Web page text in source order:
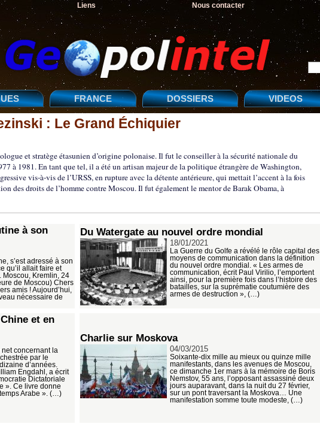
Liens Nous contacter
FRANCE DOSSIERS VIDEOS
: Le Grand Échiquier
et stratège étasunien d’origine polonaise. Il fut le conseiller à la sécurité nationale du
à 1981. En tant que tel, il a été un artisan majeur de la politique étrangère de Washington,
vis-à-vis de l’URSS, en rupture avec la détente antérieure, qui mettait l’accent à la fois
des droits de l’homme contre Moscou. Il fut également le mentor de Barak Obama, à
à son
s’est adressé à son
qu’il allait faire et
Moscou, Kremlin, 24
de Moscou) Chers
amis ! Aujourd’hui,
nécessaire de
Du Watergate au nouvel ordre mondial
18/01/2021
La Guerre du Golfe a révélé le rôle capital des
moyens de communication dans la définition
du nouvel ordre mondial. « Les armes de
communication, écrit Paul Virilio, l’emportent
ainsi, pour la première fois dans l’histoire des
batailles, sur la suprématie coutumière des
armes de destruction », (…)
et en
concernant la
par le
d’années.
Engdahl, a écrit
Dictatoriale
». Ce livre donne
Arabe ». (…)
Charlie sur Moskova
04/03/2015
Soixante-dix mille au mieux ou quinze mille
manifestants, dans les avenues de Moscou,
ce dimanche 1er mars à la mémoire de Boris
Nemstov, 55 ans, l’opposant assassiné deux
jours auparavant, dans la nuit du 27 février,
sur un pont traversant la Moskova… Une
manifestation somme toute modeste, (…)